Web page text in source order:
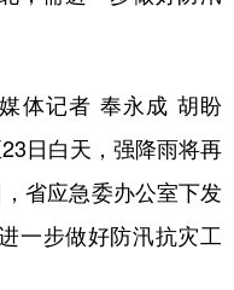
信息化 数字经济
银龄 溯源中国
能源 会展
记者 奉永成 胡盼
日白天，强降雨将再
省应急委办公室下发
一步做好防汛抗灾工